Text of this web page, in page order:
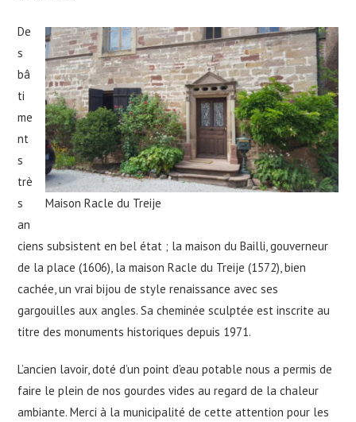
Maison Racle du Treije
De
s
bâ
ti
me
nt
s
trè
s
an
ciens subsistent en bel état ; la maison du Bailli, gouverneur
de la place (1606), la maison Racle du Treije (1572), bien
cachée, un vrai bijou de style renaissance avec ses
gargouilles aux angles. Sa cheminée sculptée est inscrite au
titre des monuments historiques depuis 1971.
L’ancien lavoir, doté d’un point d’eau potable nous a permis de
faire le plein de nos gourdes vides au regard de la chaleur
ambiante. Merci à la municipalité de cette attention pour les